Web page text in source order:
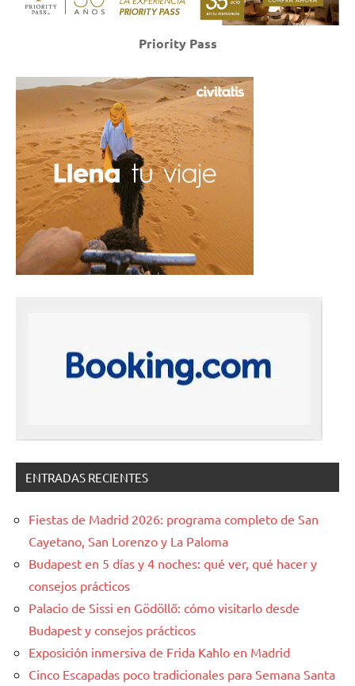
Priority Pass
ENTRADAS RECIENTES
Fiestas de Madrid 2026: programa completo de San
Cayetano, San Lorenzo y La Paloma
Budapest en 5 días y 4 noches: qué ver, qué hacer y
consejos prácticos
Palacio de Sissi en Gödöllő: cómo visitarlo desde
Budapest y consejos prácticos
Exposición inmersiva de Frida Kahlo en Madrid
Cinco Escapadas poco tradicionales para Semana Santa